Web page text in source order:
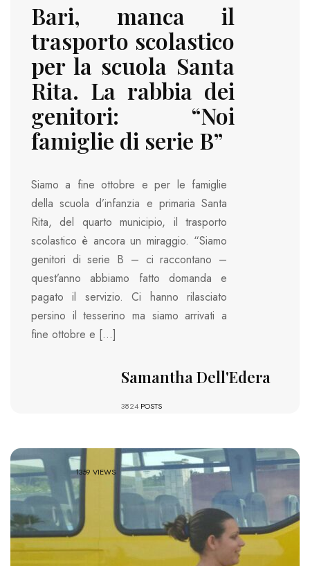
Bari, manca il
trasporto scolastico
per la scuola Santa
Rita. La rabbia dei
genitori: “Noi
famiglie di serie B”
Siamo a fine ottobre e per le famiglie
della scuola d’infanzia e primaria Santa
Rita, del quarto municipio, il trasporto
scolastico è ancora un miraggio. “Siamo
genitori di serie B – ci raccontano –
quest’anno abbiamo fatto domanda e
pagato il servizio. Ci hanno rilasciato
persino il tesserino ma siamo arrivati a
fine ottobre e […]
Samantha Dell'Edera
3824 POSTS
1359 VIEWS